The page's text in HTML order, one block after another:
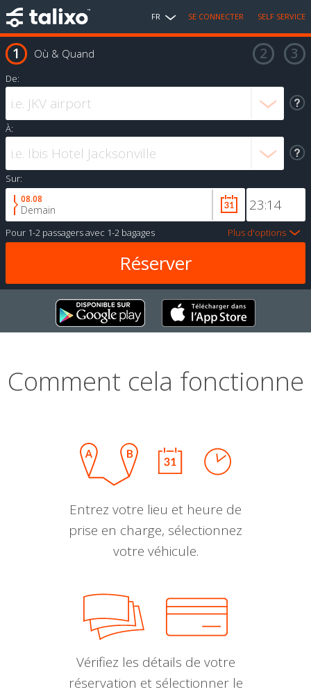
FR SE CONNECTER SELF SERVICE
Où & Quand
De:
À:
Sur:
08.08
Demain
Pour 1-2 passagersavec 1-2 bagages Plus d'options
Comment cela fonctionne
Entrez votre lieu et heure de
prise en charge, sélectionnez
votre véhicule.
Vérifiez les détails de votre
réservation et sélectionner le